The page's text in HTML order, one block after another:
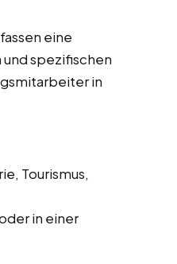
eine
spezifischen
in
Tourismus,
in einer